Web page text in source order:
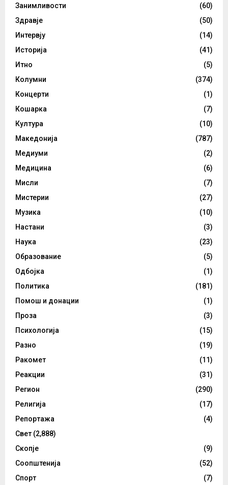
Занимливости
(60)
Здравје
(50)
Интервју
(14)
Историја
(41)
Итно
(5)
Колумни
(374)
Концерти
(1)
Кошарка
(7)
Култура
(10)
Македонија
(787)
Медиуми
(2)
Медицина
(6)
Мисли
(7)
Мистерии
(27)
Музика
(10)
Настани
(3)
Наука
(23)
Образование
(5)
Одбојка
(1)
Политика
(181)
Помош и донации
(1)
Проза
(3)
Психологија
(15)
Разно
(19)
Ракомет
(11)
Реакции
(31)
Регион
(290)
Религија
(17)
Репортажа
(4)
Свет (2,888)
Скопје
(9)
Соопштенија
(52)
Спорт
(7)